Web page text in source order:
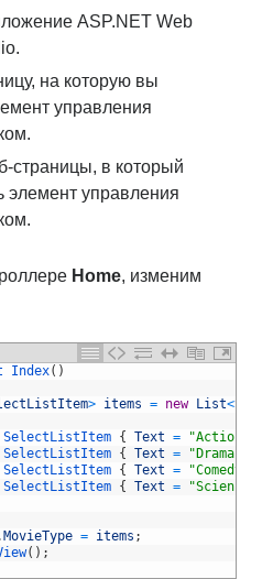
ASP.NET Web
на которую вы
управления
страницы, в который
элемент управления
Home, изменим
Index( )
> items = new List<
SelectListItem { Text = "Action"
SelectListItem { Text = "Drama"
SelectListItem { Text = "Comedy"
SelectListItem { Text =
"Science
MovieType = items ;
( ) ;